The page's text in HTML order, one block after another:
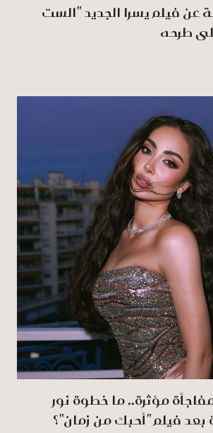
فيلم يسرا الجديد "الست
طرحه
مؤثرة.. ما خطوة نور
بعد فيلم "أحبك من زمان"؟